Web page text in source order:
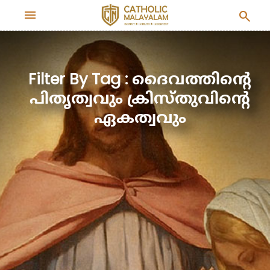
menu search
Filter By Tag : ദൈവത്തിന്റെ
പിതൃത്വവും ക്രിസ്തുവിന്റെ
ഏകത്വവും